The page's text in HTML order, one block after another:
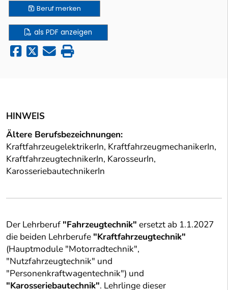
Berufmerken
als PDF anzeigen
HINWEIS
Ältere Berufsbezeichnungen:
KraftfahrzeugelektrikerIn, KraftfahrzeugmechanikerIn,
KraftfahrzeugtechnikerIn, KarosseurIn,
KarosseriebautechnikerIn
Der Lehrberuf "Fahrzeugtechnik" ersetzt ab 1.1.2027
die beiden Lehrberufe "Kraftfahrzeugtechnik"
(Hauptmodule "Motorradtechnik",
"Nutzfahrzeugtechnik" und
"Personenkraftwagentechnik") und
"Karosseriebautechnik". Lehrlinge dieser